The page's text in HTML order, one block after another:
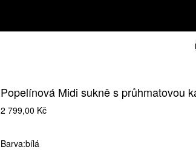
Popelínová Midi sukně s průhmatovou
2 799,00 Kč
Barva:bílá